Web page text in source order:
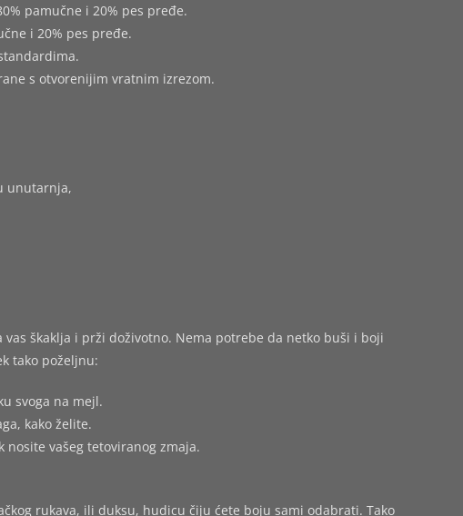
pamučne i 20% pes pređe.
i 20% pes pređe.
s otvorenijim vratnim izrezom.
unutarnja,
škaklja i prži doživotno. Nema potrebe da netko buši i boji
tako poželjnu:
svoga na mejl.
kako želite.
vašeg tetoviranog zmaja.
rukava, ili duksu, hudicu čiju ćete boju sami odabrati. Tako